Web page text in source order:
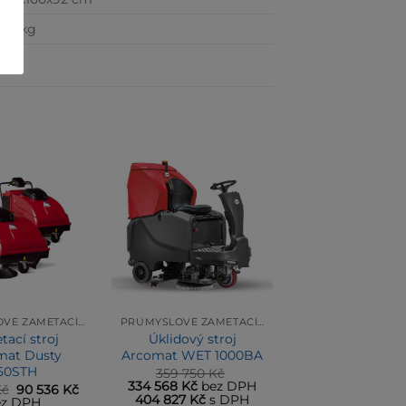
101 kg
PRŮMYSLOVÉ ZAMETACÍ A ÚKLIDOVÉ STROJE ARCOMAT
stroj
Dusty
Původní
cena
90 536 KčAktuální
DPH
PRŮMYSLOVÉ ZAMETACÍ A ÚKLIDOVÉ STROJE ARCOMAT
Úklidový stroj
Arcomat WET 1000BA
359 750Kč
Původní
cena
334 568 KčAktuální
cena
bez DPH
404 827 Kč s DPH